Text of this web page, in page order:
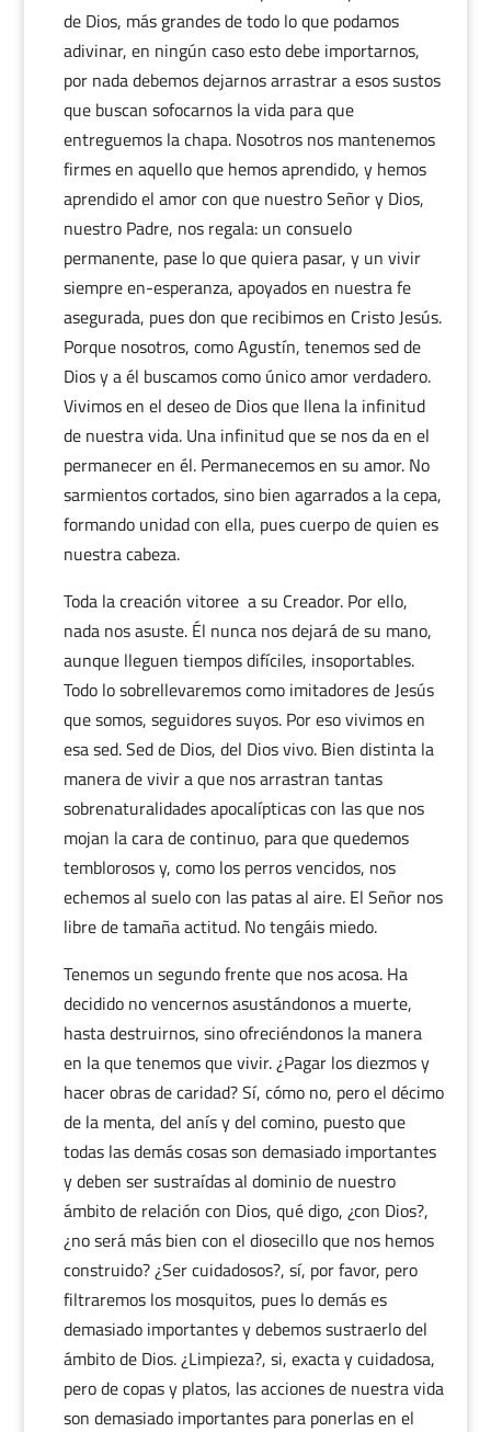
de Dios, más grandes de todo lo que podamos
adivinar, en ningún caso esto debe importarnos,
por nada debemos dejarnos arrastrar a esos sustos
que buscan sofocarnos la vida para que
entreguemos la chapa. Nosotros nos mantenemos
firmes en aquello que hemos aprendido, y hemos
aprendido el amor con que nuestro Señor y Dios,
nuestro Padre, nos regala: un consuelo
permanente, pase lo que quiera pasar, y un vivir
siempre en-esperanza, apoyados en nuestra fe
asegurada, pues don que recibimos en Cristo Jesús.
Porque nosotros, como Agustín, tenemos sed de
Dios y a él buscamos como único amor verdadero.
Vivimos en el deseo de Dios que llena la infinitud
de nuestra vida. Una infinitud que se nos da en el
permanecer en él. Permanecemos en su amor. No
sarmientos cortados, sino bien agarrados a la cepa,
formando unidad con ella, pues cuerpo de quien es
nuestra cabeza.
Toda la creación vitoree a su Creador. Por ello,
nada nos asuste. Él nunca nos dejará de su mano,
aunque lleguen tiempos difíciles, insoportables.
Todo lo sobrellevaremos como imitadores de Jesús
que somos, seguidores suyos. Por eso vivimos en
esa sed. Sed de Dios, del Dios vivo. Bien distinta la
manera de vivir a que nos arrastran tantas
sobrenaturalidades apocalípticas con las que nos
mojan la cara de continuo, para que quedemos
temblorosos y, como los perros vencidos, nos
echemos al suelo con las patas al aire. El Señor nos
libre de tamaña actitud. No tengáis miedo.
Tenemos un segundo frente que nos acosa. Ha
decidido no vencernos asustándonos a muerte,
hasta destruirnos, sino ofreciéndonos la manera
en la que tenemos que vivir. ¿Pagar los diezmos y
hacer obras de caridad? Sí, cómo no, pero el décimo
de la menta, del anís y del comino, puesto que
todas las demás cosas son demasiado importantes
y deben ser sustraídas al dominio de nuestro
ámbito de relación con Dios, qué digo, ¿con Dios?,
¿no será más bien con el diosecillo que nos hemos
construido? ¿Ser cuidadosos?, sí, por favor, pero
filtraremos los mosquitos, pues lo demás es
demasiado importantes y debemos sustraerlo del
ámbito de Dios. ¿Limpieza?, si, exacta y cuidadosa,
pero de copas y platos, las acciones de nuestra vida
son demasiado importantes para ponerlas en el